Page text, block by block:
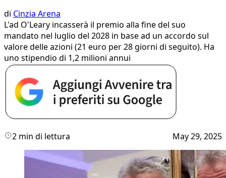
di Cinzia Arena
L'ad O'Leary incasserà il premio alla fine del suo
mandato nel luglio del 2028 in base ad un accordo sul
valore delle azioni (21 euro per 28 giorni di seguito). Ha
uno stipendio di 1,2 milioni annui
2 min di lettura May 29, 2025